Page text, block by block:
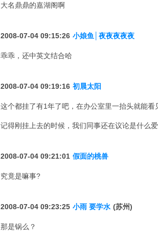
大名鼎鼎的嘉湖阁啊
2008-07-04 09:15:26 小娘鱼│夜夜夜夜夜
乖乖，还中英文结合哈
2008-07-04 09:19:16 初晨太阳
这个都挂了有1年了吧，在办公室里一抬头就能看
记得刚挂上去的时候，我们同事还在议论是什么
2008-07-04 09:21:01 假面的桃兽
究竟是嘛事?
2008-07-04 09:23:25 小雨 要学水 (苏州)
那是锅么？